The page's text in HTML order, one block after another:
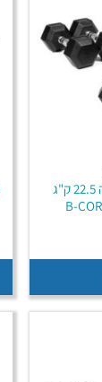
משקולת יד גומי משושה 22.5 ק"ג